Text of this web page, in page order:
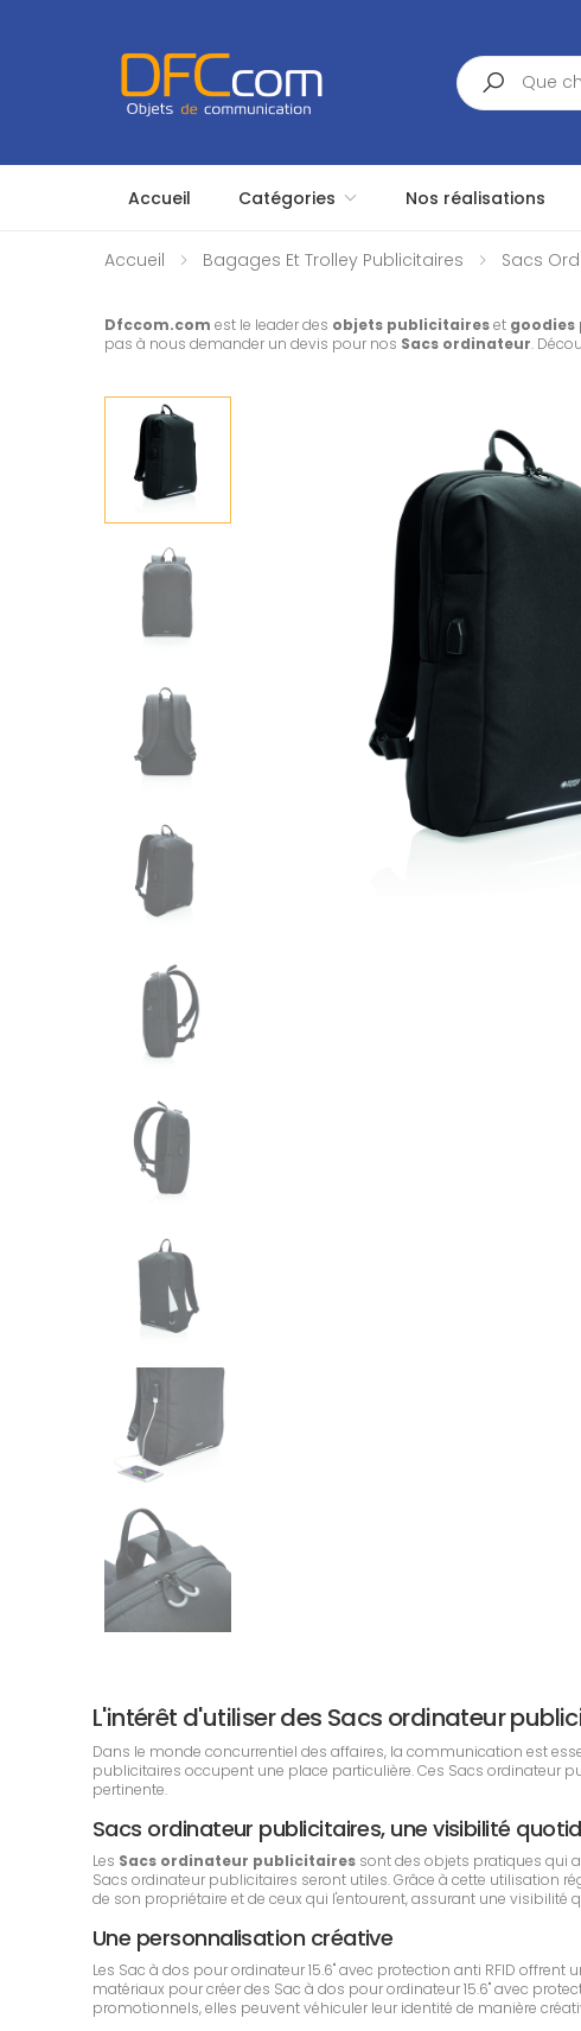
Search
Accueil Catégories Nos réalisations
Accueil Bagages Et Trolley Publicitaires Sacs
Dfccom.com est le leader des objets publicitaireset
pas à nous demander un devis pour nos Sacs ordinateur.
L'intérêt d'utiliser des Sacs ordinateur
Dans le monde concurrentiel des affaires, la communication est
publicitaires occupent une place particulière. Ces Sacs ordinateur
pertinente.
Sacs ordinateur publicitaires, une visibilité
Les Sacs ordinateur publicitaires sont des objets pratiques qui
Sacs ordinateur publicitaires seront utiles. Grâce à cette utilisation
de son propriétaire et de ceux qui l'entourent, assurant une visibilité
Une personnalisation créative
Les Sac à dos pour ordinateur 15.6" avec protection anti RFID
matériaux pour créer des Sac à dos pour ordinateur 15.6" avec
promotionnels, elles peuvent véhiculer leur identité de manière